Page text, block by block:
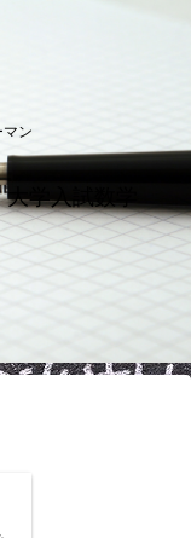
ン
学入試数学